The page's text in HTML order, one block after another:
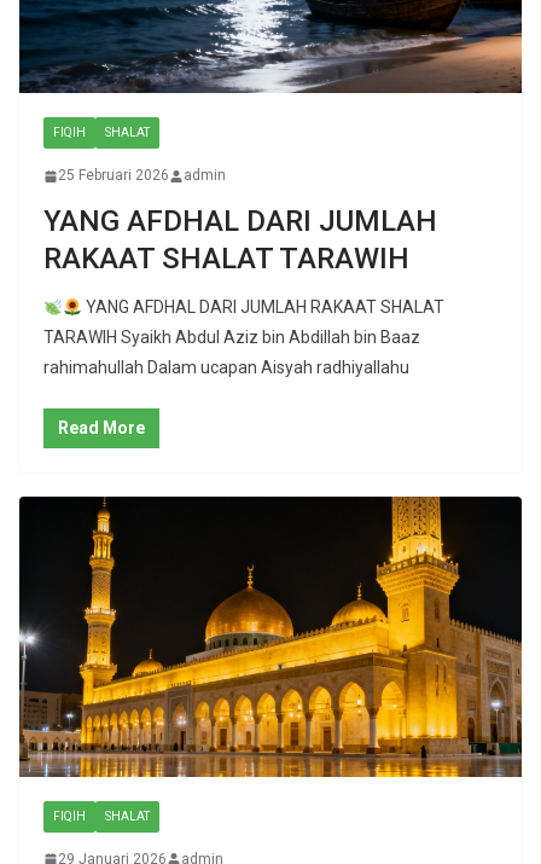
FIQIH SHALAT
25 Februari 2026 admin
YANG AFDHAL DARI JUMLAH
RAKAAT SHALAT TARAWIH
YANG AFDHAL DARI JUMLAH RAKAAT SHALAT
TARAWIH Syaikh Abdul Aziz bin Abdillah bin Baaz
rahimahullah Dalam ucapan Aisyah radhiyallahu
Read More
FIQIH SHALAT
29 Januari 2026 admin